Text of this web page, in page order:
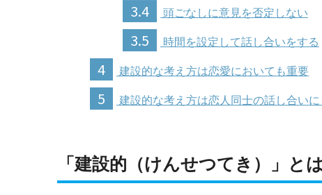
3.4 頭ごなしに意見を否定しない
3.5 時間を設定して話し合いをする
4 建設的な考え方は恋愛においても重要
5 建設的な考え方は恋人同士の話し合いに
「建設的（けんせつてき）」と